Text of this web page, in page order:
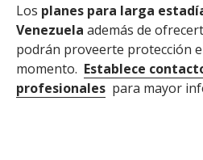
Los planes para larga
Venezuela además de
podrán proveerte protección
momento. Establece
profesionales para mayor